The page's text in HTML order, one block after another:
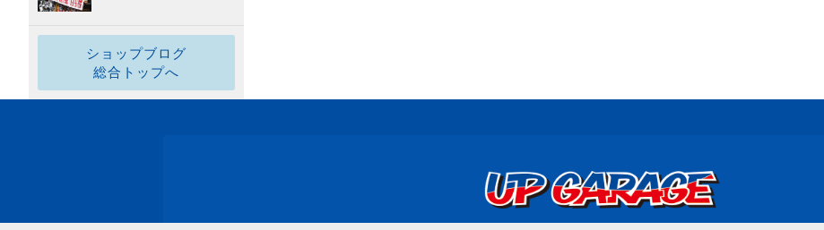
ショップブログ
総合トップへ